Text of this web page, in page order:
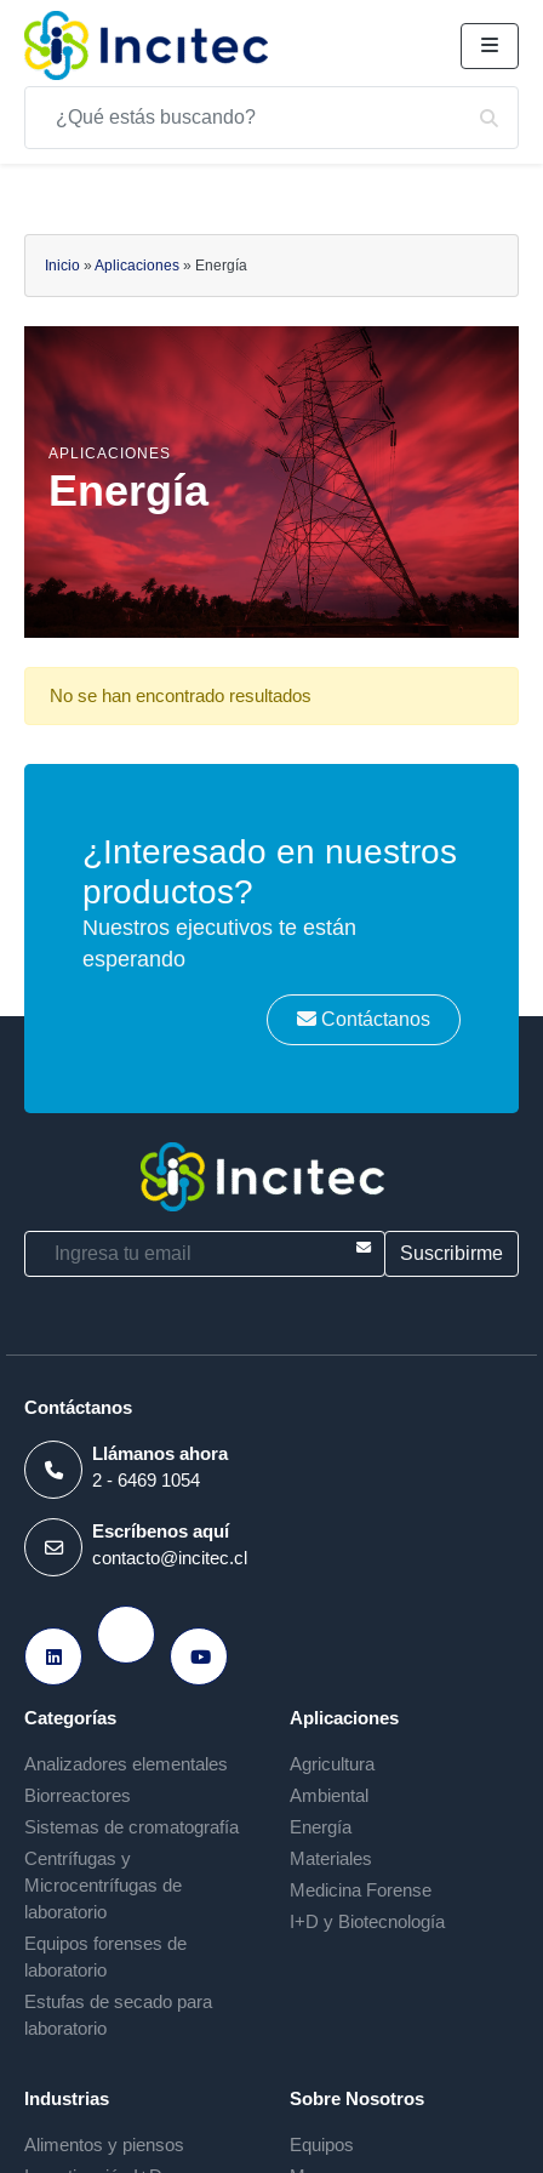
Buscar
Buscar
Inicio » Aplicaciones » Energía
APLICACIONES
Energía
No se han encontrado resultados
¿Interesado en nuestros
productos?
Nuestros ejecutivos te están
esperando
Contáctanos
E-mail
Contáctanos
Llámanos ahora
2 - 6469 1054
Escríbenos aquí
contacto@incitec.cl
Ir a LinkedIn
Ir a Instagram
Ir a Youtube
Categorías
Analizadores elementales
Biorreactores
Sistemas de cromatografía
Centrífugas y
Microcentrífugas de
laboratorio
Equipos forenses de
laboratorio
Estufas de secado para
laboratorio
Aplicaciones
Agricultura
Ambiental
Energía
Materiales
Medicina Forense
I+D y Biotecnología
Industrias
Alimentos y piensos
Sobre Nosotros
Equipos